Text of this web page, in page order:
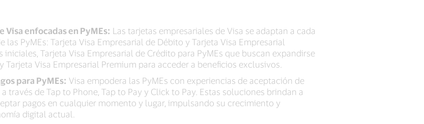
enfocadas en PyMEs: Las tarjetas empresariales de Visa se adaptan a cada
PyMEs: Tarjeta Visa Empresarial de Débito y Tarjeta Visa Empresarial
iniciales, Tarjeta Visa Empresarial de Crédito para PyMEs que buscan expandirse
Visa Empresarial Premium para acceder a beneficios exclusivos.
para PyMEs: Visa empodera las PyMEs con experiencias de aceptación de
través de Tap to Phone, Tap to Pay y Click to Pay. Estas soluciones brindan a
pagos en cualquier momento y lugar, impulsando su crecimiento y
digital actual.